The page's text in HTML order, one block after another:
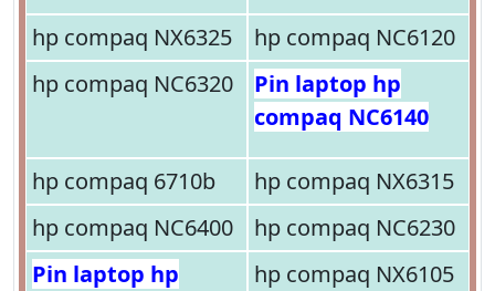
hp compaq NX6325
hp compaq NC6120
hp compaq NC6320
Pin laptop hp
compaq NC6140
hp compaq 6710b
hp compaq NX6315
hp compaq NC6400
hp compaq NC6230
Pin laptop hp
hp compaq NX6105